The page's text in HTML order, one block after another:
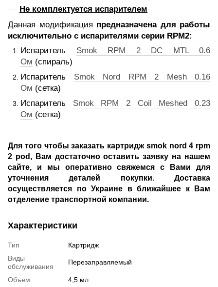
Не комплектуется испарителем
Данная модификация предназначена для работы
исключительно с испарителями серии RPM2:
Испаритель Smok RPM 2 DC MTL 0.6
Ом (спираль)
Испаритель Smok Nord RPM 2 Mesh 0.16
Ом (сетка)
Испаритель Smok RPM 2 Coil Meshed 0.23
Ом (сетка)
Для того чтобы заказать картридж smok nord 4 rpm
2 pod, Вам достаточно оставить заявку на нашем
сайте, и мы оперативно свяжемся с Вами для
уточнения деталей покупки. Доставка
осуществляется по Украине в ближайшее к Вам
отделение транспортной компании.
Характеристики
Тип
Картридж
Виды
обслуживания
Перезаправляемый
Объем
4,5 мл